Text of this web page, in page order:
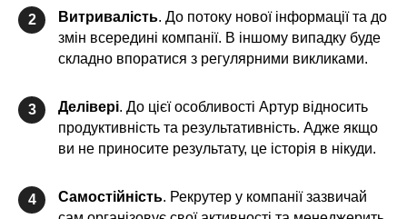
2 Витривалість. До потоку нової інформації та до
змін всередині компанії. В іншому випадку буде
складно впоратися з регулярними викликами.
3 Делівері. До цієї особливості Артур відносить
продуктивність та результативність. Адже якщо
ви не приносите результату, це історія в нікуди.
4 Самостійність. Рекрутер у компанії зазвичай